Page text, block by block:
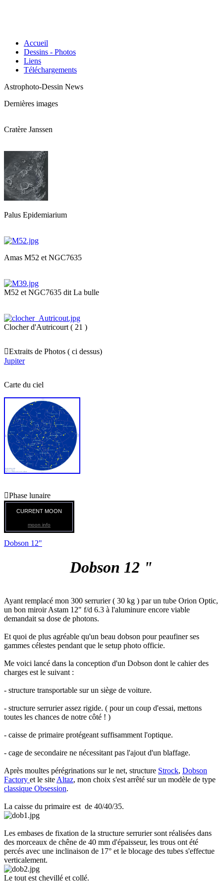
Accueil
Dessins - Photos
Liens
Téléchargements
Astrophoto-Dessin News
Dernières images
Cratère Janssen
Palus Epidemiarium
Amas M52 et NGC7635
M52 et NGC7635 dit La bulle
Clocher d'Autricourt ( 21 )
Extraits de Photos ( ci dessus)
Jupiter
Carte du ciel
Phase lunaire
CURRENT MOON
moon info
Dobson 12"
Dobson 12 "
Ayant remplacé mon 300 serrurier ( 30 kg ) par un tube Orion Optic,
un bon miroir Astam 12" f/d 6.3 à l'aluminure encore viable
demandait sa dose de photons.
Et quoi de plus agréable qu'un beau dobson pour peaufiner ses
gammes célestes pendant que le setup photo officie.
Me voici lancé dans la conception d'un Dobson dont le cahier des
charges est le suivant :
- structure transportable sur un siège de voiture.
- structure serrurier assez rigide. ( pour un coup d'essai, mettons
toutes les chances de notre côté ! )
- caisse de primaire protégeant suffisamment l'optique.
- cage de secondaire ne nécessitant pas l'ajout d'un blaffage.
Après moultes pérégrinations sur le net, structure Strock, Dobson
Factory et le site Altaz, mon choix s'est arrêté sur un modèle de type
classique Obsession.
La caisse du primaire est de 40/40/35.
Les embases de fixation de la structure serrurier sont réalisées dans
des morceaux de chêne de 40 mm d'épaisseur, les trous ont été
percés avec une inclinaison de 17° et le blocage des tubes s'effectue
verticalement.
Le tout est chevillé et collé.